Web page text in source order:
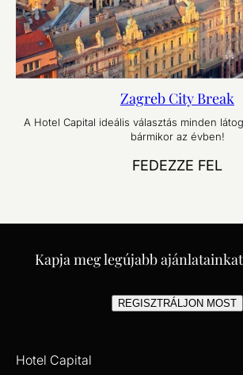
Zagreb City Break
A Hotel Capital ideális választás minden
bármikor az évben!
FEDEZZE FEL
Kapja meg legújabb
REGISZTRÁLJON MOST
Hotel Capital